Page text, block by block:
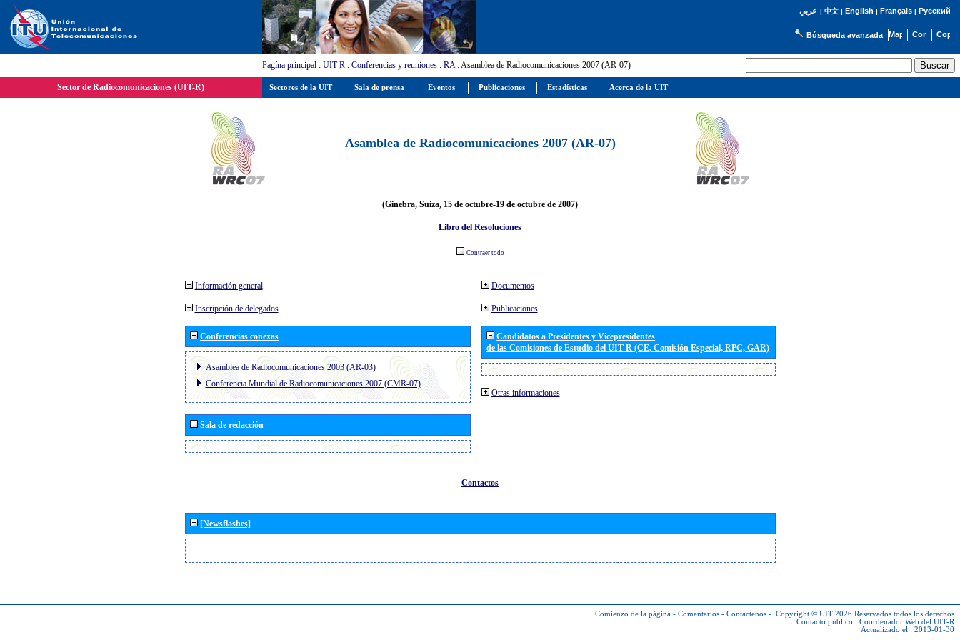
عربي | 中文| English | Français| Русский
Búsqueda avanzada
Pagína principal : UIT-R : Conferencias y reuniones : RA: Asamblea de Radiocomunicaciones 2007 (AR-07)
Sector de Radiocomunicaciones (UIT-R)
Asamblea de Radiocomunicaciones 2007 (AR-07)
(Ginebra, Suiza, 15 de octubre-19 de octubre de 2007)
Libro del Resoluciones
Contraer todo
Información general
Inscripción de delegados
Conferencias conexas
Asamblea de Radiocomunicaciones 2003 (AR-03)
Conferencia Mundial de Radiocomunicaciones 2007 (CMR-07)
Sala de redacción
Documentos
Publicaciones
Candidatos a Presidentes y Vicepresidentes
de las Comisiones de Estudio del UIT R (CE, Comisión Especial, RPC, GAR)
Otras informaciones
Contactos
[Newsflashes]
Comienzo de la página - Comentarios - Contáctenos - Copyright © UIT 2026 Reservados todos los derechos
Contacto público : Coordenador Web del UIT-R
Actualizado el : 2013-01-30
Sectores de la UIT Sala de prensa Eventos Publicaciones Estadísticas Acerca de la UIT